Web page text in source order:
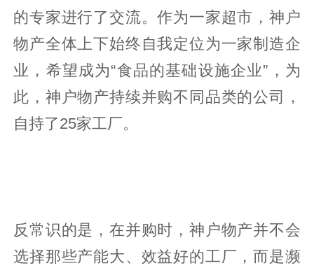
的专家进行了交流。作为一家超市，神户
物产全体上下始终自我定位为一家制造企
业，希望成为“食品的基础设施企业”，为
此，神户物产持续并购不同品类的公司，
自持了25家工厂。
反常识的是，在并购时，神户物产并不会
选择那些产能大、效益好的工厂，而是濒